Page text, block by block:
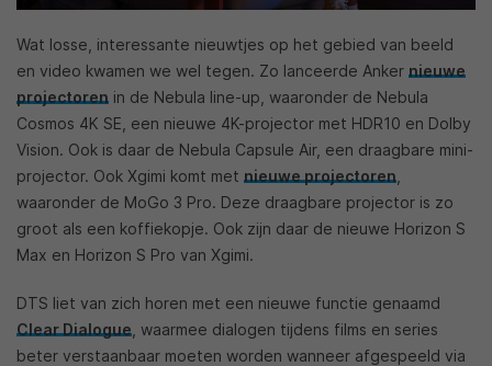
Wat losse, interessante nieuwtjes op het gebied van beeld
en video kwamen we wel tegen. Zo lanceerde Anker nieuwe
projectoren in de Nebula line-up, waaronder de Nebula
Cosmos 4K SE, een nieuwe 4K-projector met HDR10 en Dolby
Vision. Ook is daar de Nebula Capsule Air, een draagbare mini-
projector. Ook Xgimi komt met nieuwe projectoren,
waaronder de MoGo 3 Pro. Deze draagbare projector is zo
groot als een koffiekopje. Ook zijn daar de nieuwe Horizon S
Max en Horizon S Pro van Xgimi.
DTS liet van zich horen met een nieuwe functie genaamd
Clear Dialogue, waarmee dialogen tijdens films en series
beter verstaanbaar moeten worden wanneer afgespeeld via